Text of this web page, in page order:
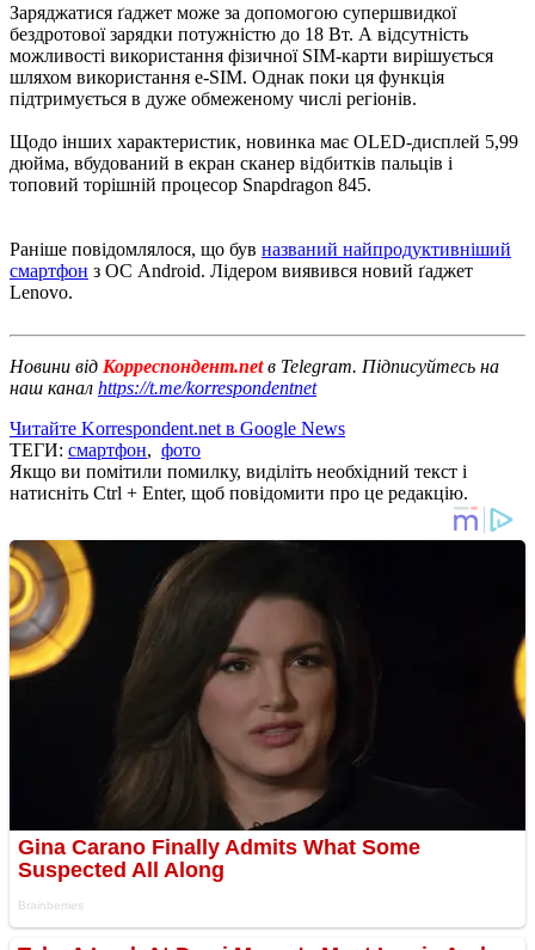
Заряджатися ґаджет може за допомогою супершвидкої
бездротової зарядки потужністю до 18 Вт. А відсутність
можливості використання фізичної SIM-карти вирішується
шляхом використання e-SIM. Однак поки ця функція
підтримується в дуже обмеженому числі регіонів.
Щодо інших характеристик, новинка має OLED-дисплей 5,99
дюйма, вбудований в екран сканер відбитків пальців і
топовий торішній процесор Snapdragon 845.
Раніше повідомлялося, що був названий найпродуктивніший
смартфон з ОС Android. Лідером виявився новий ґаджет
Lenovo.
Новини від Корреспондент.netв Telegram. Підписуйтесь на
наш канал https://t.me/korrespondentnet
Читайте Korrespondent.net в Google News
ТЕГИ: смартфон, фото
Якщо ви помітили помилку, виділіть необхідний текст і
натисніть Ctrl + Enter, щоб повідомити про це редакцію.